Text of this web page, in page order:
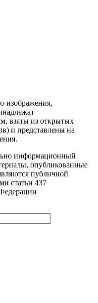
изображения,
взяты из открытых
и представлены на
информационный
опубликованные
публичной
статьи 437